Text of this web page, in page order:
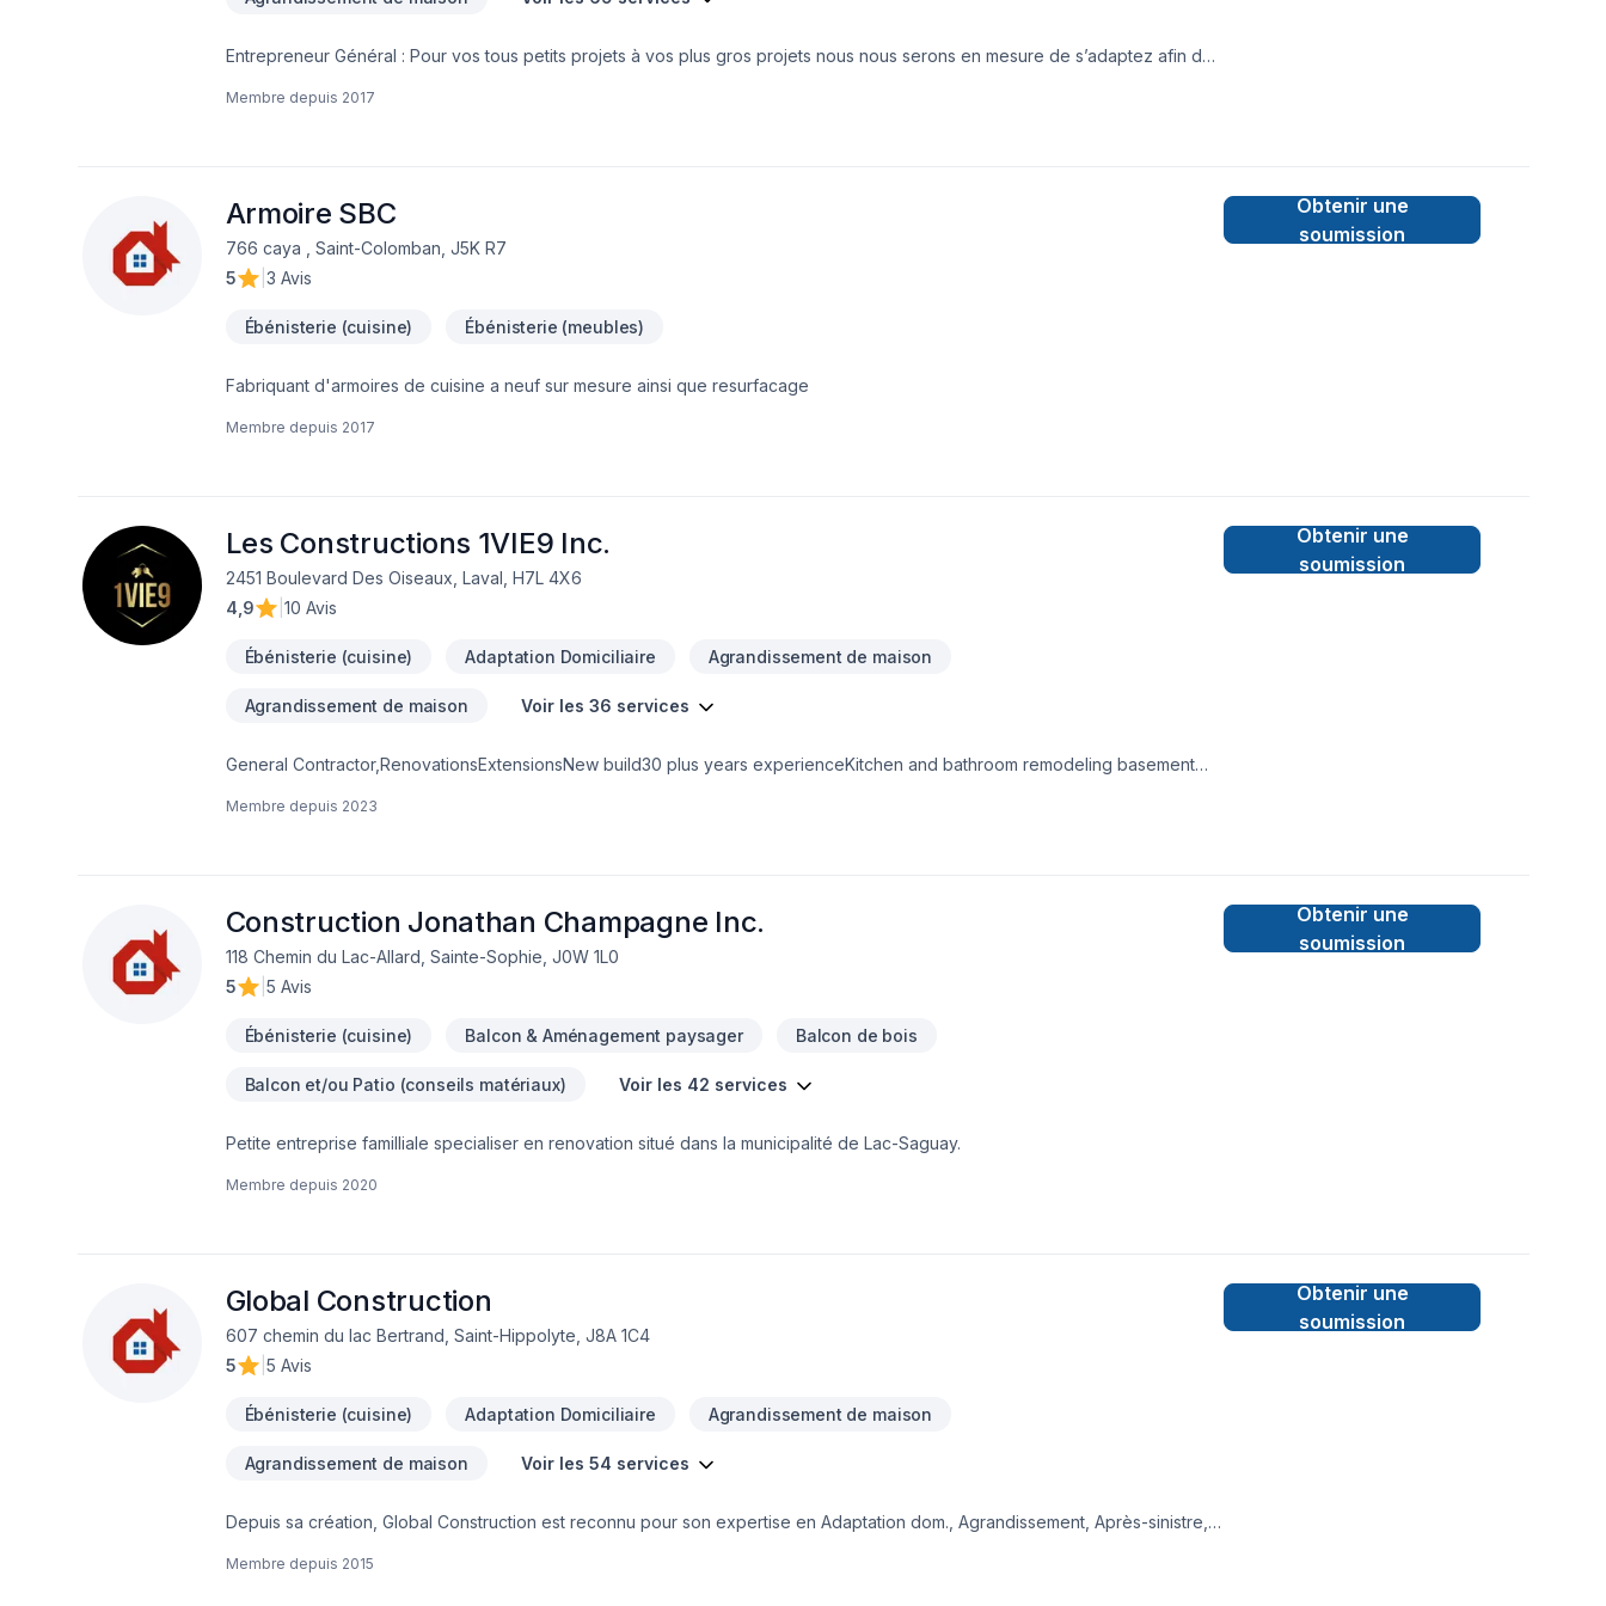
Entrepreneur Général : Pour vos tous petits projets à vos plus gros projets nous nous serons en mesure de s’adaptez afin de
Membre depuis 2017
Armoire SBC
766 caya , Saint-Colomban, J5K R7
5
3 Avis
Ébénisterie (cuisine) Ébénisterie (meubles)
Fabriquant d'armoires de cuisine a neuf sur mesure ainsi que resurfacage
Membre depuis 2017
Obtenir une
soumission
Les Constructions 1VIE9 Inc.
2451 Boulevard Des Oiseaux, Laval, H7L 4X6
4,9
10 Avis
Ébénisterie (cuisine) Adaptation Domiciliaire Agrandissement de maison
Agrandissement de maison Voir les 36 services
General Contractor,RenovationsExtensionsNew build30 plus years experienceKitchen and bathroom remodeling basement
Membre depuis 2023
Obtenir une
soumission
Construction Jonathan Champagne Inc.
118 Chemin du Lac-Allard, Sainte-Sophie, J0W 1L0
5
5 Avis
Ébénisterie (cuisine) Balcon & Aménagement paysager Balcon de bois
Balcon et/ou Patio (conseils matériaux) Voir les 42 services
Petite entreprise familliale specialiser en renovation situé dans la municipalité de Lac-Saguay.
Membre depuis 2020
Obtenir une
soumission
Global Construction
607 chemin du lac Bertrand, Saint-Hippolyte, J8A 1C4
5
5 Avis
Ébénisterie (cuisine) Adaptation Domiciliaire Agrandissement de maison
Agrandissement de maison Voir les 54 services
Depuis sa création, Global Construction est reconnu pour son expertise en Adaptation dom., Agrandissement, Après-sinistre,
Garage, Gypse, Margelle, Meubles, Patio, Plancher, Portes et fenêtres, Puit de lumière, Rénovation générale, Revêtement
Membre depuis 2015
Obtenir une
soumission